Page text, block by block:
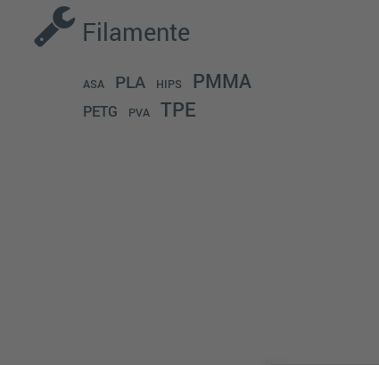
Filamente
ASA PLA HIPS PMMA
PETG PVA TPE